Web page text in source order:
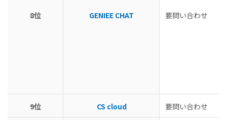
8位 GENIEE CHAT 要問い合わせ
9位 CS cloud 要問い合わせ